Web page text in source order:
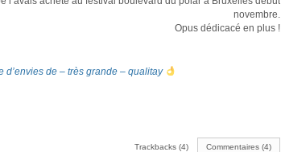
novembre.
Opus dédicacé en plus !
d’envies de – très grande – qualitay
Commentaires (4)
Trackbacks (4)